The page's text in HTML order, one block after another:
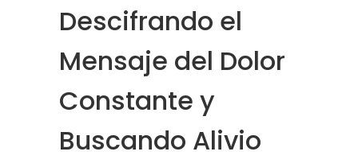
Descifrando el
Mensaje del Dolor
Constante y
Buscando Alivio